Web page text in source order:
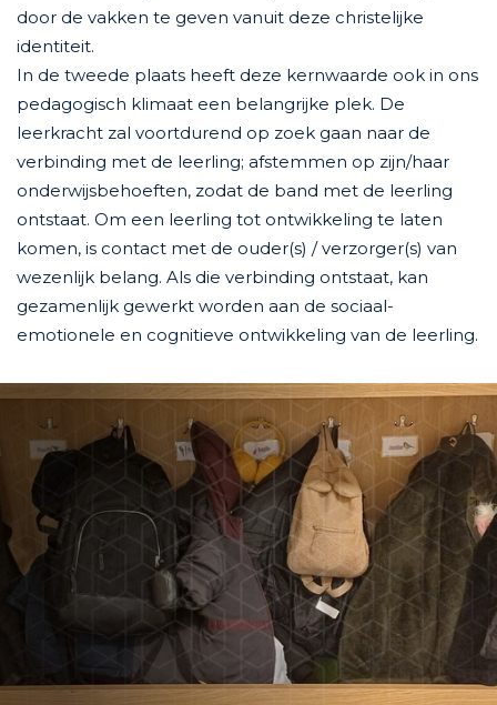
door de vakken te geven vanuit deze christelijke
identiteit.
In de tweede plaats heeft deze kernwaarde ook in ons
pedagogisch klimaat een belangrijke plek. De
leerkracht zal voortdurend op zoek gaan naar de
verbinding met de leerling; afstemmen op zijn/haar
onderwijsbehoeften, zodat de band met de leerling
ontstaat. Om een leerling tot ontwikkeling te laten
komen, is contact met de ouder(s) / verzorger(s) van
wezenlijk belang. Als die verbinding ontstaat, kan
gezamenlijk gewerkt worden aan de sociaal-
emotionele en cognitieve ontwikkeling van de leerling.